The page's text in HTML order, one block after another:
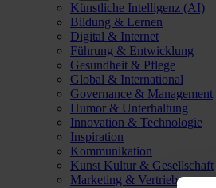
Künstliche Intelligenz (AI)
Bildung & Lernen
Digital & Internet
Führung & Entwicklung
Gesundheit & Pflege
Global & International
Governance & Management
Humor & Unterhaltung
Innovation & Technologie
Inspiration
Kommunikation
Kunst Kultur & Gesellschaft
Marketing & Vertrieb